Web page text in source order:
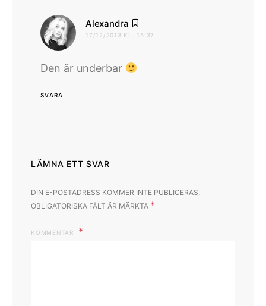
Alexandra
17/12/2013 KL. 15:37
Den är underbar
SVARA
LÄMNA ETT SVAR
DIN E-POSTADRESS KOMMER INTE PUBLICERAS.
OBLIGATORISKA FÄLT ÄR MÄRKTA *
KOMMENTAR